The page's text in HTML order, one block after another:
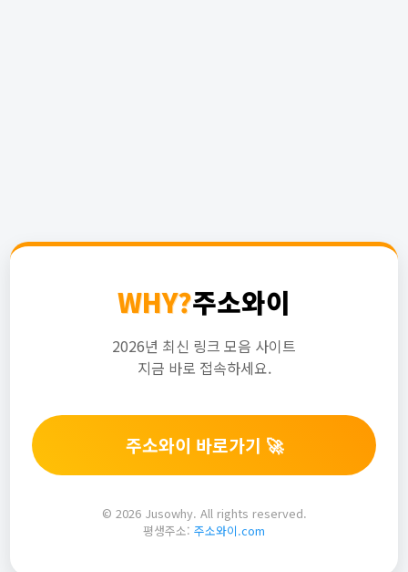
WHY?주소와이
2026년 최신 링크 모음 사이트
지금 바로 접속하세요.
주소와이 바로가기 🚀
© 2026 Jusowhy. All rights reserved.
평생주소: 주소와이.com